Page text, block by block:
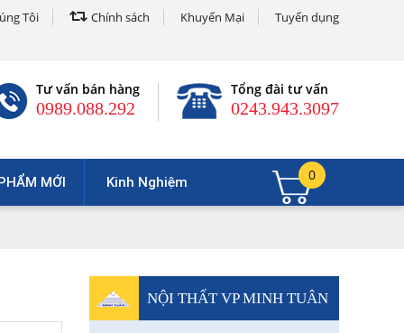
Tôi Chính sách Khuyến Mại Tuyển dụng
Tư vấn bán hàng
0989.088.292
Tổng đài tư vấn
0243.943.3097
MỚI Kinh Nghiệm 0
NỘI THẤT VP MINH TUÂN